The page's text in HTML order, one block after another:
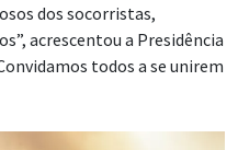
dos socorristas,
acrescentou a Presidência
todos a se unirem